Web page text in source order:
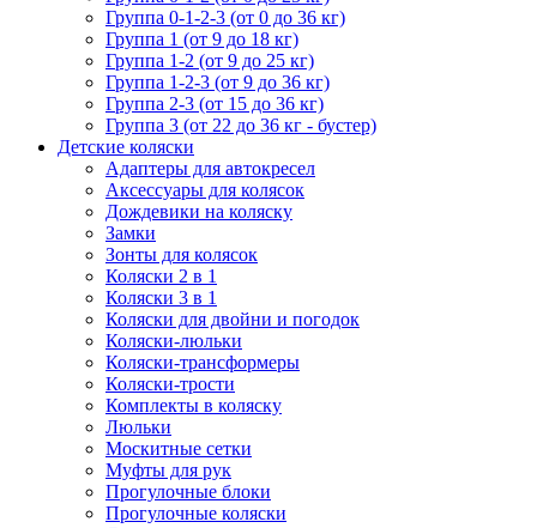
Группа 0-1-2-3 (от 0 до 36 кг)
Группа 1 (от 9 до 18 кг)
Группа 1-2 (от 9 до 25 кг)
Группа 1-2-3 (от 9 до 36 кг)
Группа 2-3 (от 15 до 36 кг)
Группа 3 (от 22 до 36 кг - бустер)
Детские коляски
Адаптеры для автокресел
Аксессуары для колясок
Дождевики на коляску
Замки
Зонты для колясок
Коляски 2 в 1
Коляски 3 в 1
Коляски для двойни и погодок
Коляски-люльки
Коляски-трансформеры
Коляски-трости
Комплекты в коляску
Люльки
Москитные сетки
Муфты для рук
Прогулочные блоки
Прогулочные коляски